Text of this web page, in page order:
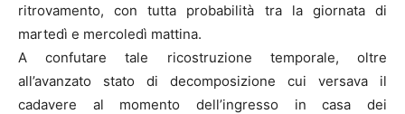
ritrovamento, con tutta probabilità tra la giornata di
martedì e mercoledì mattina.
A confutare tale ricostruzione temporale, oltre
all’avanzato stato di decomposizione cui versava il
cadavere al momento dell’ingresso in casa dei